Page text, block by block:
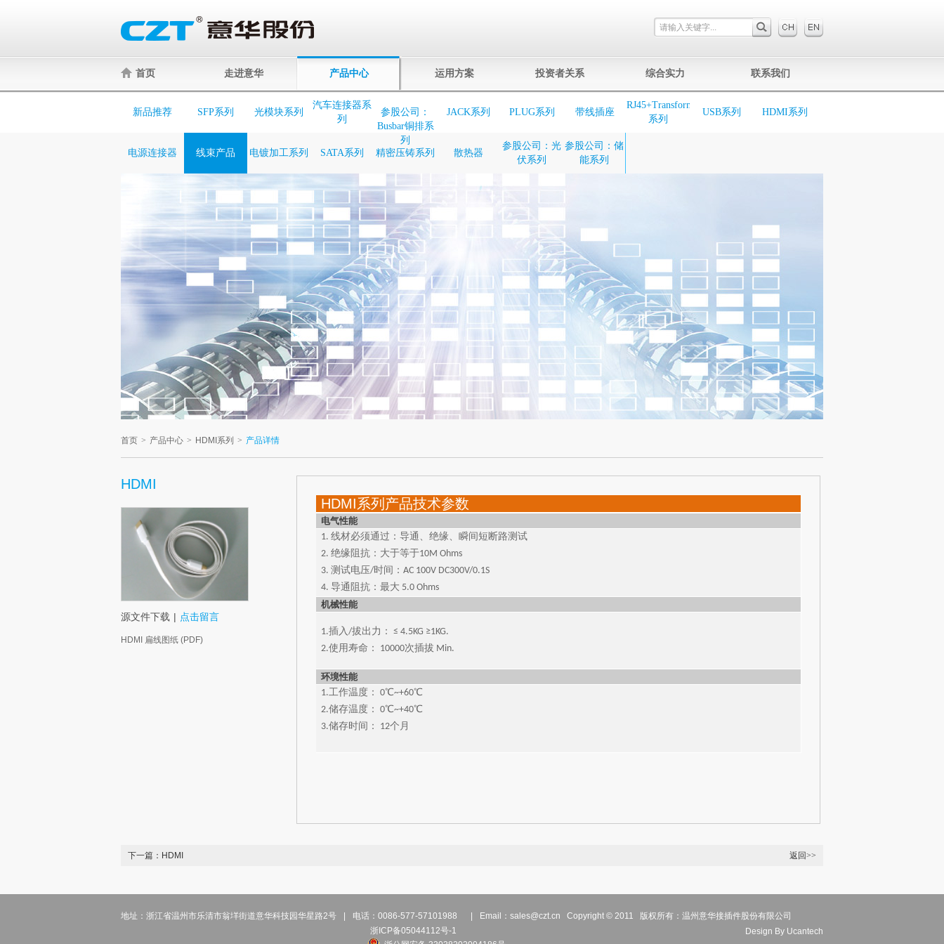
首页 走进意华 产品中心 运用方案 投资者关系 综合实力 联系我们
新品推荐 SFP系列 光模块系列
汽车连接器系
列
参股公司：
Busbar铜排系
列
JACK系列 PLUG系列 带线插座
RJ45+Transformer
系列
USB系列 HDMI系列
电源连接器 线束产品 电镀加工系列 SATA系列 精密压铸系列 散热器
参股公司：光
伏系列
参股公司：储
能系列
首页 > 产品中心 > HDMI系列 > 产品详情
HDMI
源文件下载 | 点击留言
HDMI 扁线图纸 (PDF)
HDMI系列产品技术参数
电气性能
1. 线材必须通过：导通、绝缘、瞬间短断路测试
2. 绝缘阻抗：大于等于10M Ohms
3. 测试电压/时间：AC 100V DC300V/0.1S
4. 导通阻抗：最大 5.0 Ohms
机械性能
1.插入/拔出力： ≤ 4.5KG ≥1KG.
2.使用寿命： 10000次插拔 Min.
环境性能
1.工作温度： 0℃~+60℃
2.储存温度： 0℃~+40℃
3.储存时间： 12个月
下一篇： HDMI 返回>>
地址：浙江省温州市乐清市翁垟街道意华科技园华星路2号 电话：0086-577-57101988 Email： sales@czt.cn Copyright © 2011 版权所有：温州意华接插件股份有限公司
Design By Ucantech
浙ICP备05044112号-1